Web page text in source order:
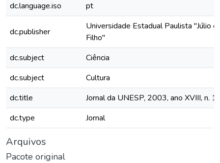
dc.language.iso
pt
dc.publisher
Universidade Estadual Paulista "Júlio
Filho"
dc.subject
Ciência
dc.subject
Cultura
dc.title
Jornal da UNESP, 2003, ano XVIII, n.
dc.type
Jornal
Arquivos
Pacote original